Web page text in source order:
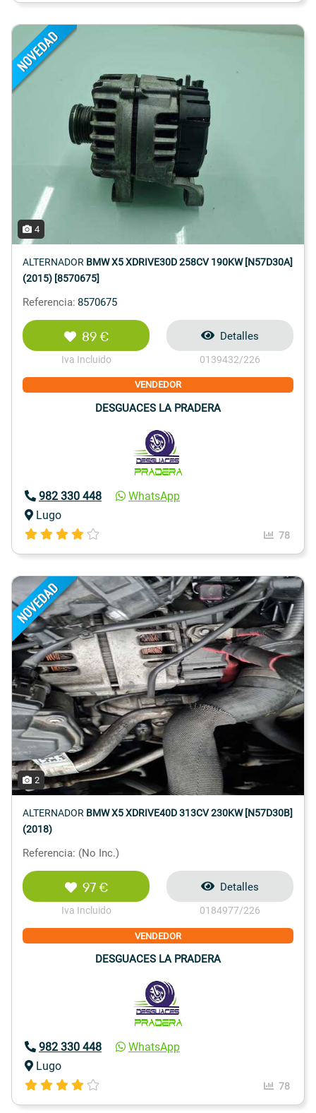
4
ALTERNADOR BMW X5 XDRIVE30D 258CV 190KW [N57D30A]
(2015) [8570675]
Referencia: 8570675
89 €
Iva Incluido
Detalles
0139432/226
VENDEDOR
DESGUACES LA PRADERA
982 330 448
WhatsApp
Lugo
78
2
ALTERNADOR BMW X5 XDRIVE40D 313CV 230KW [N57D30B]
(2018)
Referencia: (No Inc.)
97 €
Iva Incluido
Detalles
0184977/226
VENDEDOR
DESGUACES LA PRADERA
982 330 448
WhatsApp
Lugo
78